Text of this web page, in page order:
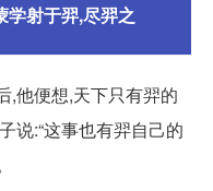
学射于羿,尽羿之
,他便想,天下只有羿的
说:“这事也有羿自己的